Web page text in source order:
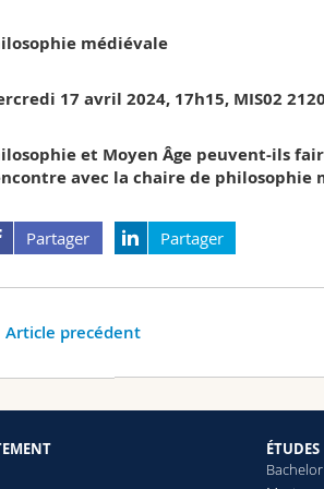
médiévale
17 avril 2024, 17h15, MIS02 2120
et Moyen Âge peuvent-ils
avec la chaire de philosophie
Partager Partager
Article precédent
ÉTUDES
Bachelor